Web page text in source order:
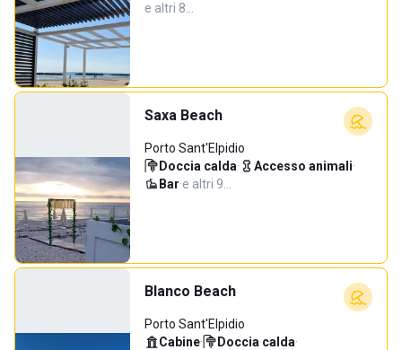
e altri 8…
Saxa Beach
Porto Sant'Elpidio
Doccia calda· Accesso animali·
Bar·e altri 9…
Blanco Beach
Porto Sant'Elpidio
Cabine· Doccia calda·